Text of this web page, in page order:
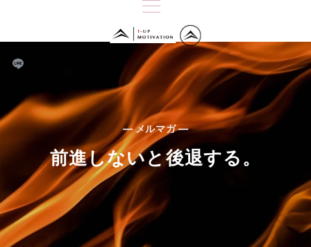
— メルマガ —
前進しないと後退する。